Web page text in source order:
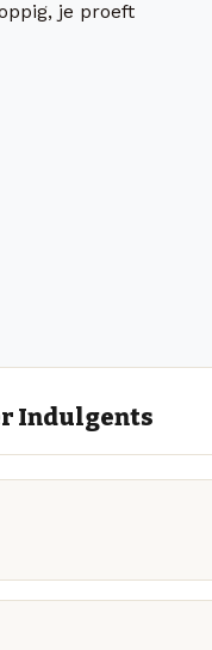
je proeft
Indulgents